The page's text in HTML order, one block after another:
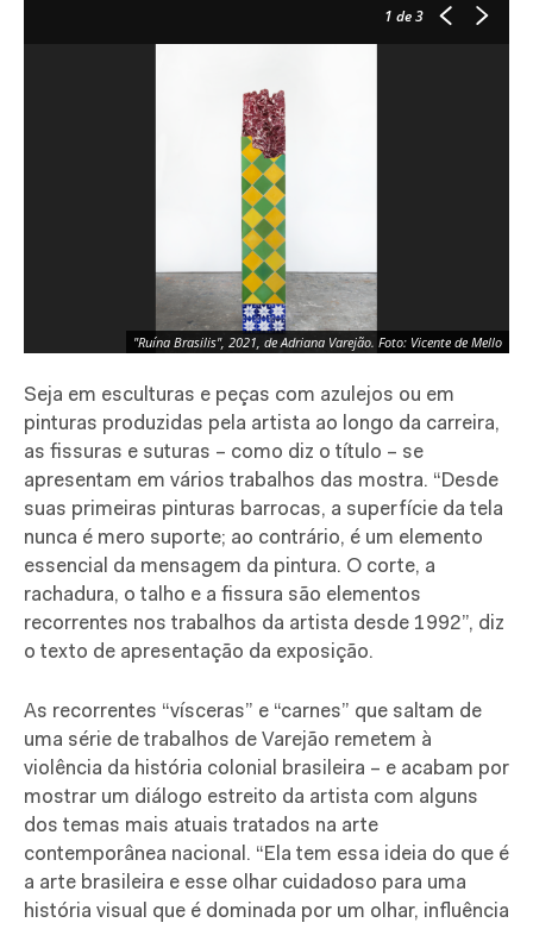
1 de 3
"Ruína Brasilis", 2021, de Adriana Varejão. Foto: Vicente de Mello
Seja em esculturas e peças com azulejos ou em
pinturas produzidas pela artista ao longo da carreira,
as fissuras e suturas – como diz o título – se
apresentam em vários trabalhos das mostra. “Desde
suas primeiras pinturas barrocas, a superfície da tela
nunca é mero suporte; ao contrário, é um elemento
essencial da mensagem da pintura. O corte, a
rachadura, o talho e a fissura são elementos
recorrentes nos trabalhos da artista desde 1992”, diz
o texto de apresentação da exposição.
As recorrentes “vísceras” e “carnes” que saltam de
uma série de trabalhos de Varejão remetem à
violência da história colonial brasileira – e acabam por
mostrar um diálogo estreito da artista com alguns
dos temas mais atuais tratados na arte
contemporânea nacional. “Ela tem essa ideia do que é
a arte brasileira e esse olhar cuidadoso para uma
história visual que é dominada por um olhar, influência